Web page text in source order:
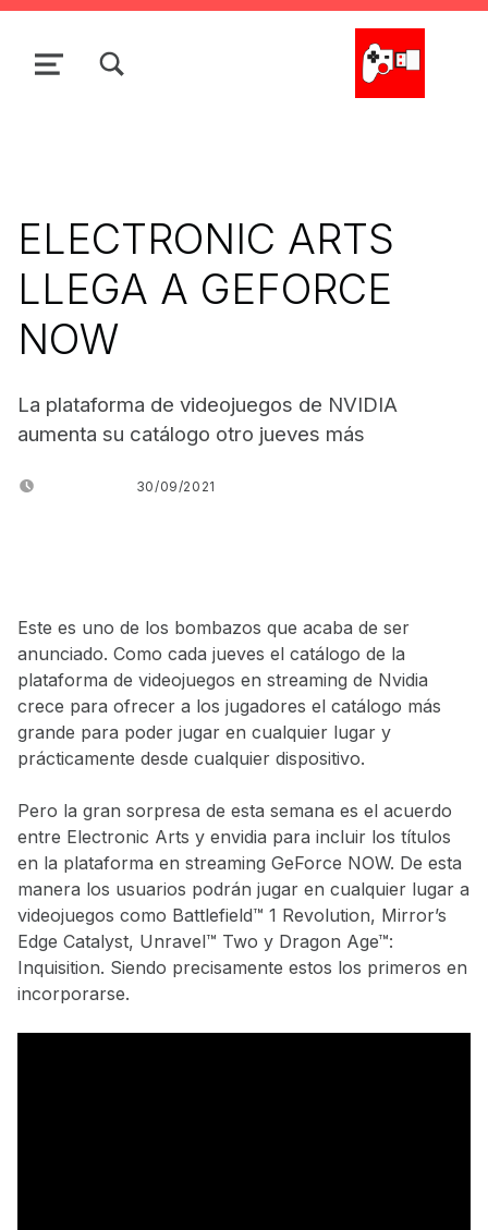
Skip to main navigation
Skip to main content
Skip to search form
Skip to footer
La Cacharrería
MENU
ELECTRONIC ARTS
LLEGA A GEFORCE
NOW
La plataforma de videojuegos de NVIDIA
aumenta su catálogo otro jueves más
30/09/2021
Este es uno de los bombazos que acaba de ser
anunciado. Como cada jueves el catálogo de la
plataforma de videojuegos en streaming de Nvidia
crece para ofrecer a los jugadores el catálogo más
grande para poder jugar en cualquier lugar y
prácticamente desde cualquier dispositivo.
Pero la gran sorpresa de esta semana es el acuerdo
entre Electronic Arts y envidia para incluir los títulos
en la plataforma en streaming GeForce NOW. De esta
manera los usuarios podrán jugar en cualquier lugar a
videojuegos como Battlefield™ 1 Revolution, Mirror’s
Edge Catalyst, Unravel™ Two y Dragon Age™:
Inquisition. Siendo precisamente estos los primeros en
incorporarse.